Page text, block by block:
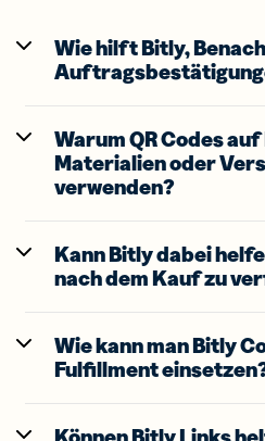
Wie hilft Bitly,
Warum QR Codes
Materialien oder
verwenden?
Kann Bitly dabei
nach dem Kauf zu
Wie kann man Bitly
Fulfillment